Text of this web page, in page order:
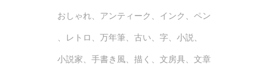
おしゃれ、 アンティーク 、 インク 、 ペン
、
レトロ 、 万年筆、 古い、 字、 小説、
小説家、 手書き風、 描く 、 文房具、 文章